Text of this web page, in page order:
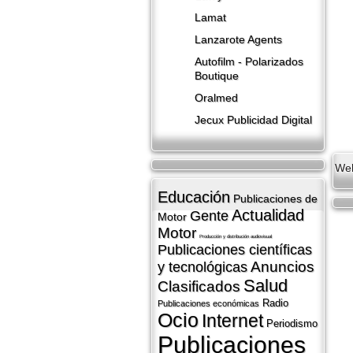
Lamat
Lanzarote​ Agents
Autofilm - Polarizados
Boutique
Oralmed
Jecux Publicidad Digital
Educación Publicaciones de
Motor Gente Actualidad
Motor Producción y distribución audiovisual
Publicaciones cientí­ficas
y tecnológicas Anuncios
Clasificados Salud
Publicaciones económicas Radio
Ocio Internet Periodismo
Publicaciones